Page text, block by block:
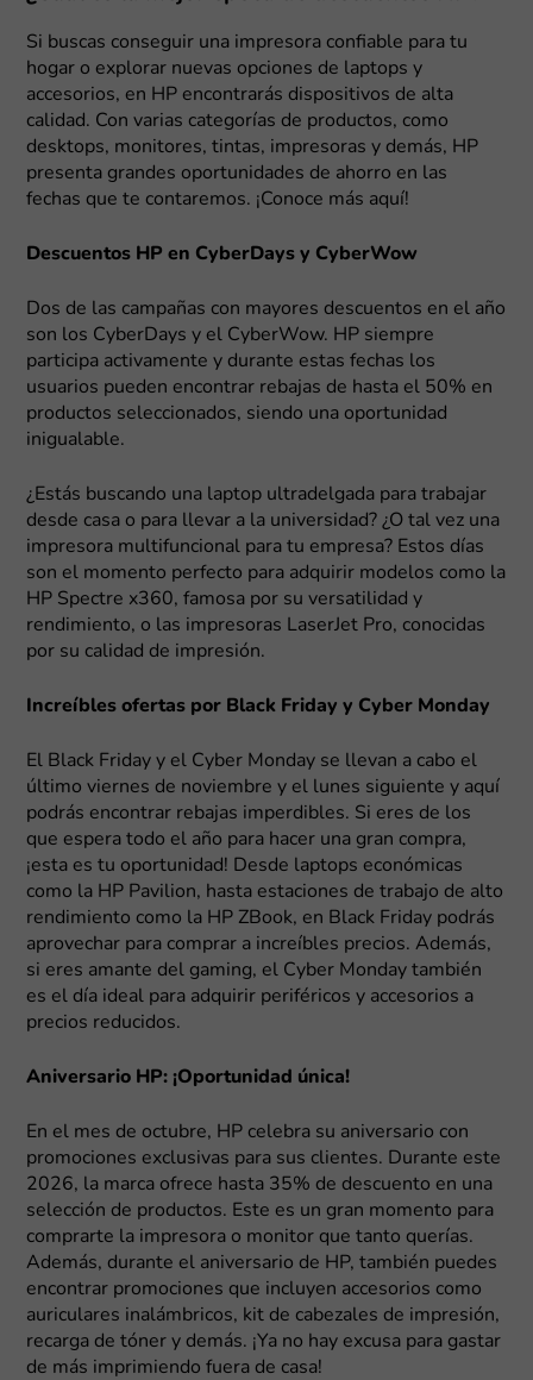
Si buscas conseguir una impresora confiable para tu
hogar o explorar nuevas opciones de laptops y
accesorios, en HP encontrarás dispositivos de alta
calidad. Con varias categorías de productos, como
desktops, monitores, tintas, impresoras y demás, HP
presenta grandes oportunidades de ahorro en las
fechas que te contaremos. ¡Conoce más aquí!
Descuentos HP en CyberDays y CyberWow
Dos de las campañas con mayores descuentos en el año
son los CyberDays y el CyberWow. HP siempre
participa activamente y durante estas fechas los
usuarios pueden encontrar rebajas de hasta el 50% en
productos seleccionados, siendo una oportunidad
inigualable.
¿Estás buscando una laptop ultradelgada para trabajar
desde casa o para llevar a la universidad? ¿O tal vez una
impresora multifuncional para tu empresa? Estos días
son el momento perfecto para adquirir modelos como la
HP Spectre x360, famosa por su versatilidad y
rendimiento, o las impresoras LaserJet Pro, conocidas
por su calidad de impresión.
Increíbles ofertas por Black Friday y Cyber Monday
El Black Friday y el Cyber Monday se llevan a cabo el
último viernes de noviembre y el lunes siguiente y aquí
podrás encontrar rebajas imperdibles. Si eres de los
que espera todo el año para hacer una gran compra,
¡esta es tu oportunidad! Desde laptops económicas
como la HP Pavilion, hasta estaciones de trabajo de alto
rendimiento como la HP ZBook, en Black Friday podrás
aprovechar para comprar a increíbles precios. Además,
si eres amante del gaming, el Cyber Monday también
es el día ideal para adquirir periféricos y accesorios a
precios reducidos.
Aniversario HP: ¡Oportunidad única!
En el mes de octubre, HP celebra su aniversario con
promociones exclusivas para sus clientes. Durante este
2026, la marca ofrece hasta 35% de descuento en una
selección de productos. Este es un gran momento para
comprarte la impresora o monitor que tanto querías.
Además, durante el aniversario de HP, también puedes
encontrar promociones que incluyen accesorios como
auriculares inalámbricos, kit de cabezales de impresión,
recarga de tóner y demás. ¡Ya no hay excusa para gastar
de más imprimiendo fuera de casa!